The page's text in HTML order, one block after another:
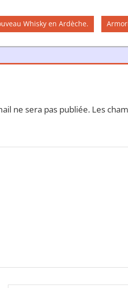
Whisky en Ardèche.
ne sera pas publiée. Les